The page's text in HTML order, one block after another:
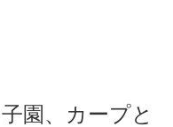
園、カープと